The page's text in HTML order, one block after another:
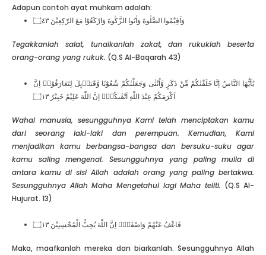
Adapun contoh ayat muhkam adalah:
وَاَقِيْمُوا الصَّلٰوةَ وَاٰتُوا الزَّكٰوةَ وَارْكَعُوْا مَعَ الرّٰكِعِيْنَ ۝٤٣
Tegakkanlah salat, tunaikanlah zakat, dan rukuklah beserta
orang-orang yang rukuk. (Q.S Al-Baqarah 43)
يٰٓاَيُّهَا النَّاسُ اِنَّا خَلَقْنٰكُمْ مِّنْ ذَكَرٍ وَّاُنْثٰى وَجَعَلْنٰكُمْ شُعُوْبًا وَّقَبَاۤىِٕلَ لِتَعَارَفُوْاۚ اِنَّ
اَكْرَمَكُمْ عِنْدَ اللّٰهِ اَتْقٰىكُمْۗ اِنَّ اللّٰهَ عَلِيْمٌ خَبِيْرٌ ۝١٣
Wahai manusia, sesungguhnya Kami telah menciptakan kamu
dari seorang laki-laki dan perempuan. Kemudian, Kami
menjadikan kamu berbangsa-bangsa dan bersuku-suku agar
kamu saling mengenal. Sesungguhnya yang paling mulia di
antara kamu di sisi Allah adalah orang yang paling bertakwa.
Sesungguhnya Allah Maha Mengetahui lagi Maha teliti. (Q.S Al-
Hujurat. 13)
فَاعْفُ عَنْهُمْ وَاصْفَحْۗ اِنَّ اللّٰهَ يُحِبُّ الْمُحْسِنِيْنَ ۝١٣
Maka, maafkanlah mereka dan biarkanlah. Sesungguhnya Allah